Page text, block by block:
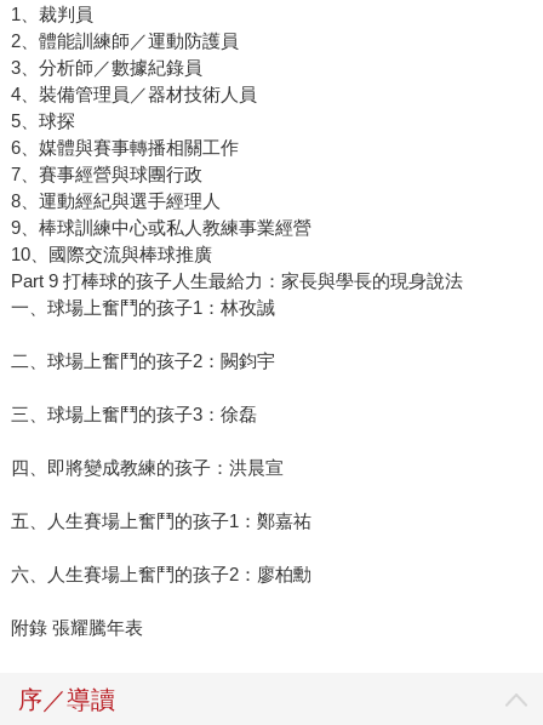
1、裁判員
2、體能訓練師／運動防護員
3、分析師／數據紀錄員
4、裝備管理員／器材技術人員
5、球探
6、媒體與賽事轉播相關工作
7、賽事經營與球團行政
8、運動經紀與選手經理人
9、棒球訓練中心或私人教練事業經營
10、國際交流與棒球推廣
Part 9 打棒球的孩子人生最給力：家長與學長的現身說法
一、球場上奮鬥的孩子1：林孜誠
二、球場上奮鬥的孩子2：闕鈞宇
三、球場上奮鬥的孩子3：徐磊
四、即將變成教練的孩子：洪晨宣
五、人生賽場上奮鬥的孩子1：鄭嘉祐
六、人生賽場上奮鬥的孩子2：廖柏勳
附錄 張耀騰年表
序／導讀